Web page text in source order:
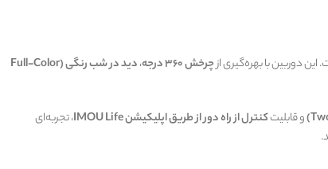
دوربین با بهره‌گیری ازچرخش 360 درجه ،
دید در شب رنگی (Full-Color
و قابلیتکنترل از راه دور از طریق اپلیکیشن IMOU Life
، تجربه‌ای